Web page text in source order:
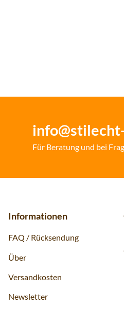
Für Beratung und bei
Informationen
FAQ / Rücksendung
Über
Versandkosten
Newsletter